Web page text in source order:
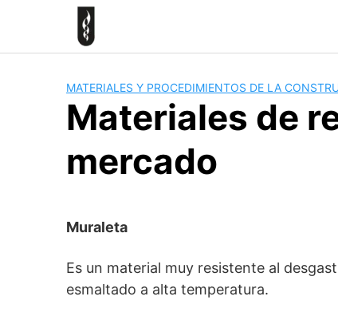
MATERIALES Y PROCEDIMIENTOS DE LA
Materiales de
mercado
Muraleta
Es un material muy resistente al
esmaltado a alta temperatura.